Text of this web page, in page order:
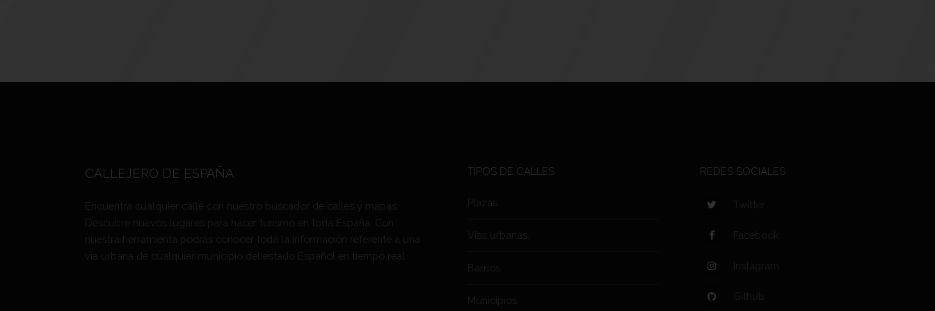
CALLEJERO DE ESPAÑA
Encuentra cualquier calle con nuestro buscador de calles y mapas.
Descubre nuevos lugares para hacer turismo en toda España. Con
nuestra herramienta podrás conocer toda la información referente a una
vía urbana de cualquier municipio del estado Español en tiempo real.
TIPOS DE CALLES
Plazas.
Vías urbanas.
Barrios.
Municipios.
REDES SOCIALES
Twitter
Facebook
Instagram
Github